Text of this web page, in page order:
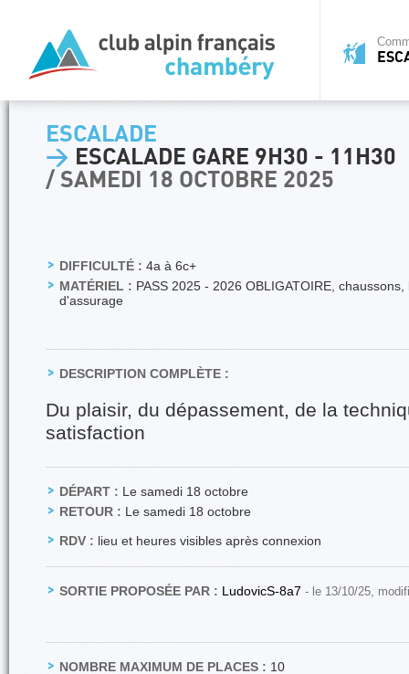
ESCALADE
> ESCALADE GARE 9H30 - 11H30
/ SAMEDI 18 OCTOBRE 2025
DIFFICULTÉ : 4a à 6c+
MATÉRIEL : PASS 2025 - 2026 OBLIGATOIRE,
d'assurage
DESCRIPTION COMPLÈTE :
Du plaisir, du dépassement, de la
satisfaction
DÉPART : Le samedi 18 octobre
RETOUR : Le samedi 18 octobre
RDV : lieu et heures visibles après connexion
SORTIE PROPOSÉE PAR : LudovicS-8a7 - le 13/10/25,
NOMBRE MAXIMUM DE PLACES : 10